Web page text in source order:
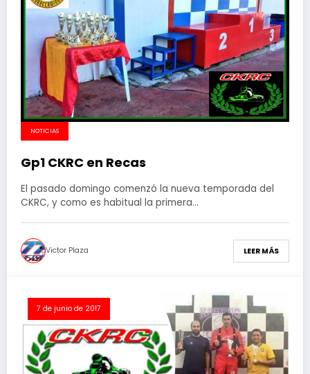
NOTICIAS
Gp1 CKRC en Recas
El pasado domingo comenzó la nueva temporada del
CKRC, y como es habitual la primera…
Victor Plaza LEER MÁS
7 de junio de 2017